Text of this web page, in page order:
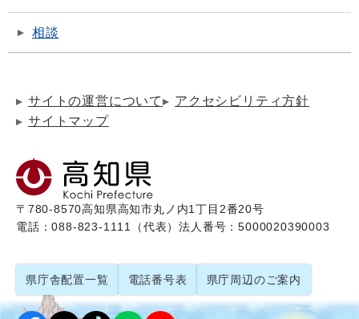
相談
サイトの運営について
アクセシビリティ方針
サイトマップ
〒780-8570高知県高知市丸ノ内1丁目2番20号
電話：088-823-1111（代表）法人番号：5000020390003
県庁舎配置一覧 電話番号表 県庁周辺のご案内